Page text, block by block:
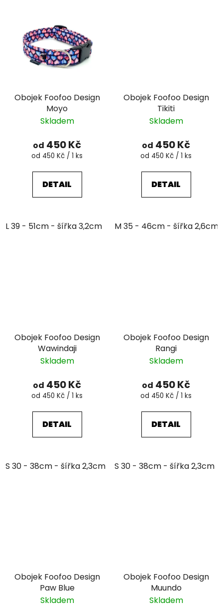
Obojek Foofoo Design
Moyo
Skladem
od 450 Kč
Měrná
od 450 Kč / 1 ks
DETAIL
L 39 - 51cm - šířka 3,2cm XL 48 - 63cm - šířka 4,3cm
Obojek Foofoo Design
Tikiti
Skladem
od 450 Kč
Měrná
od 450 Kč / 1 ks
DETAIL
M 35 - 46cm - šířka 2,6cm
Obojek Foofoo Design
Wawindaji
Skladem
od 450 Kč
Měrná
od 450 Kč / 1 ks
DETAIL
S 30 - 38cm - šířka 2,3cm L 39 - 51cm - šířka 3,2cm
Obojek Foofoo Design
Rangi
Skladem
od 450 Kč
Měrná
od 450 Kč / 1 ks
DETAIL
S 30 - 38cm - šířka 2,3cm
Obojek Foofoo Design
Paw Blue
Skladem
Obojek Foofoo Design
Muundo
Skladem